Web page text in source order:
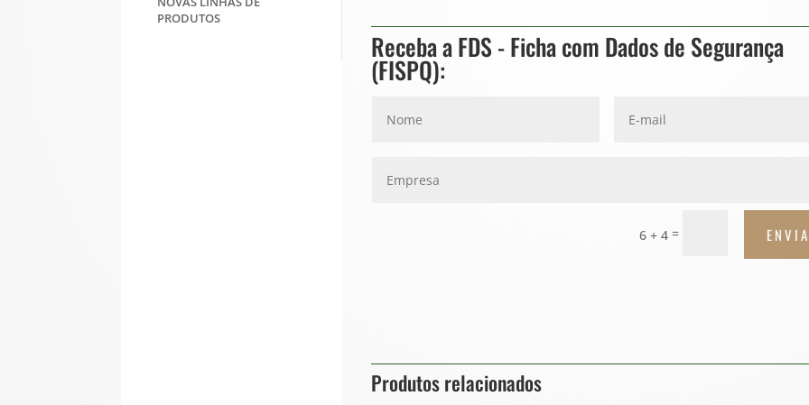
PRODUTOS
Receba a FDS - Ficha com Dados de Segurança
(FISPQ):
6 + 4=
Produtos relacionados